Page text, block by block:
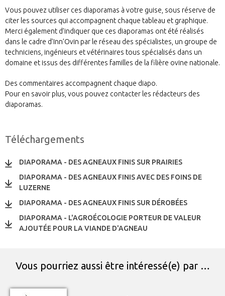
Vous pouvez utiliser ces diaporamas à votre guise, sous réserve de
citer les sources qui accompagnent chaque tableau et graphique.
Merci également d’indiquer que ces diaporamas ont été réalisés
dans le cadre d’Inn’Ovin par le réseau des spécialistes, un groupe de
techniciens, ingénieurs et vétérinaires tous spécialisés dans un
domaine et issus des différentes familles de la filière ovine nationale.
Des commentaires accompagnent chaque diapo.
Pour en savoir plus, vous pouvez contacter les rédacteurs des
diaporamas.
Téléchargements
DIAPORAMA - DES AGNEAUX FINIS SUR PRAIRIES
DIAPORAMA - DES AGNEAUX FINIS AVEC DES FOINS DE
LUZERNE
DIAPORAMA - DES AGNEAUX FINIS SUR DÉROBÉES
DIAPORAMA - L'AGROÉCOLOGIE PORTEUR DE VALEUR
AJOUTÉE POUR LA VIANDE D'AGNEAU
Vous pourriez aussi être intéressé(e) par …